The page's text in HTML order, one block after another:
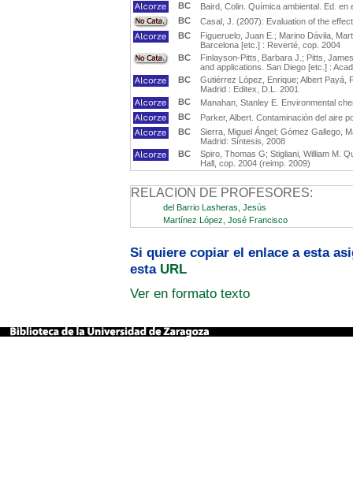
BC
Baird, Colin. Química ambiental. Ed.
BC
Casal, J. (2007): Evaluation of the
BC
Figueruelo, Juan E.; Marino Dávila,
Barcelona [etc.] : Reverté, cop. 2004
BC
Finlayson-Pitts, Barbara J.; Pitts,
and applications. San Diego [etc.] :
BC
Gutiérrez López, Enrique; Albert Payá,
Madrid : Editex, D.L. 2001
BC
Manahan, Stanley E. Environmental
BC
Parker, Albert. Contaminación del aire
BC
Sierra, Miguel Ángel; Gómez Gallego,
Madrid: Síntesis, 2008
BC
Spiro, Thomas G; Stigliani, William M.
Hall, cop. 2004 (reimp. 2009)
RELACION DE PROFESORES:
del Barrio Lasheras, Jesús
Martínez López, José Francisco
Si quiere copiar el enlace a esta
esta URL
Ver en formato texto